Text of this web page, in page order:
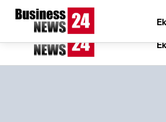
19.6 Czech
Pátek 7. srpna 2026